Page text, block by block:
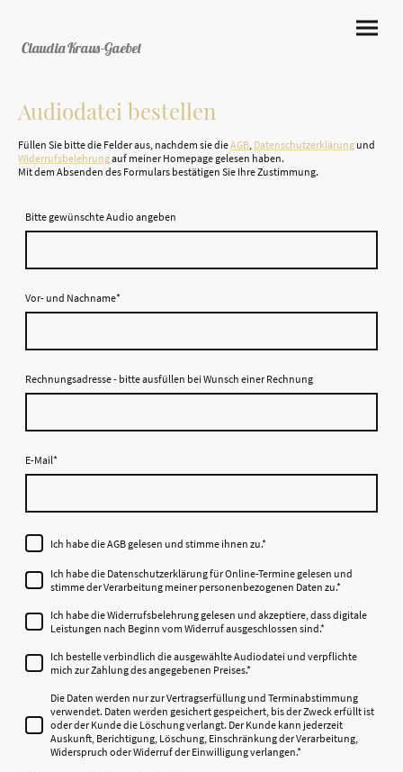
Claudia Kraus-Gaebel
Audiodatei bestellen
Füllen Sie bitte die Felder aus, nachdem sie dieAGB, Datenschutzerklärung und
Widerrufsbelehrungauf meiner Homepage gelesen haben.
Mit dem Absenden des Formulars bestätigen Sie Ihre Zustimmung.
Bitte gewünschte Audio angeben
Vor- und Nachname*
Rechnungsadresse - bitte ausfüllen bei Wunsch einer Rechnung
E-Mail*
Ich habe die AGB gelesen und stimme ihnen zu.*
Ich habe die Datenschutzerklärung für Online-Termine gelesen und
stimme der Verarbeitung meiner personenbezogenen Daten zu.*
Ich habe die Widerrufsbelehrung gelesen und akzeptiere, dass digitale
Leistungen nach Beginn vom Widerruf ausgeschlossen sind.*
Ich bestelle verbindlich die ausgewählte Audiodatei und verpflichte
mich zur Zahlung des angegebenen Preises.*
Die Daten werden nur zur Vertragserfüllung und Terminabstimmung
verwendet. Daten werden gesichert gespeichert, bis der Zweck erfüllt ist
oder der Kunde die Löschung verlangt. Der Kunde kann jederzeit
Auskunft, Berichtigung, Löschung, Einschränkung der Verarbeitung,
Widerspruch oder Widerruf der Einwilligung verlangen.*